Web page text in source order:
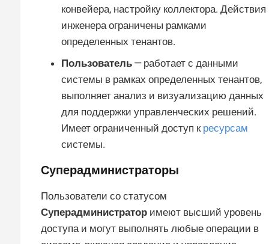
конвейера, настройку коллектора. Действия
инженера ограничены рамками
определенных тенантов.
Пользователь — работает с данными
системы в рамках определенных тенантов,
выполняет анализ и визуализацию данных
для поддержки управленческих решений.
Имеет ограниченный доступ к ресурсам
системы.
Суперадминистраторы
Пользователи со статусом
Суперадминистратор имеют высший уровень
доступа и могут выполнять любые операции в